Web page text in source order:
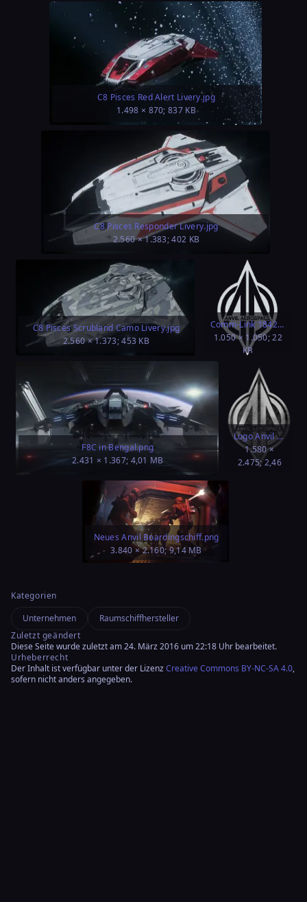
C8 Pisces Red Alert Livery.jpg
1.498 × 870; 837 KB
C8 Pisces Responder Livery.jpg
2.560 × 1.383; 402 KB
C8 Pisces Scrubland Camo Livery.jpg
2.560 × 1.373; 453 KB
Comm-Link 18427 Logo Anvil Aerospace.png
1.050 × 1.050; 22
KB
F8C in Bengal.png
2.431 × 1.367; 4,01 MB
Logo Anvil Aerospace.png
1.580 ×
2.475; 2,46
Neues Anvil Boardingschiff.png
3.840 × 2.160; 9,14 MB
Kategorien
Unternehmen
Raumschiffhersteller
Zuletzt geändert
Diese Seite wurde zuletzt am 24. März 2016 um 22:18 Uhr bearbeitet.
Urheberrecht
Der Inhalt ist verfügbar unter der LizenzCreative Commons BY-NC-SA 4.0,
sofern nicht anders angegeben.